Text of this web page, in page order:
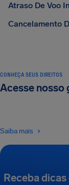
Atraso De Voo
Cancelamento
Receba
CONHEÇA SEUS DIREITOS
Acesse nosso
Saiba mais